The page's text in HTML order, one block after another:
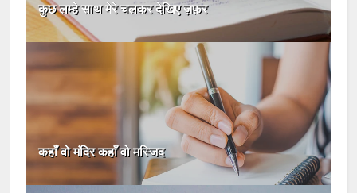
कुछ लम्हे साथ मेरे चलकर देखिए ज़फ़र
कहाँ वो मंदिर कहाँ वो मस्जिद